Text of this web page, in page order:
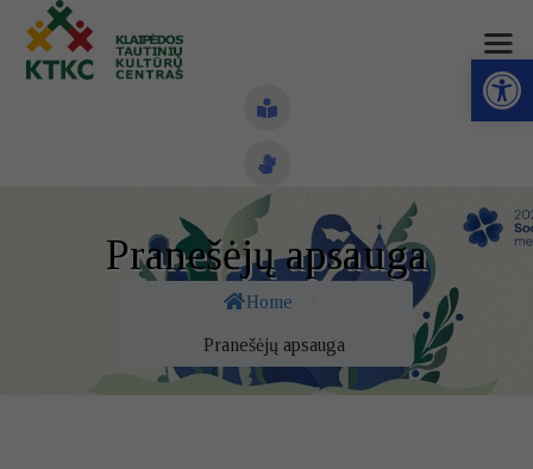
Open toolbar
Pranešėjų apsauga
Home
Pranešėjų apsauga
Naujienos
Struktūra ir kontaktai
Administracinė informacija